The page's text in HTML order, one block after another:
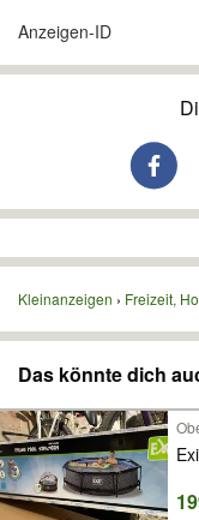
Anzeigen-ID
Kleinanzeigen Freizeit,
Das könnte dich